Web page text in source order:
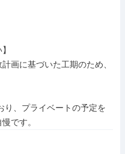
画に基づいた工期のため、
り、プライベートの予定を
です。